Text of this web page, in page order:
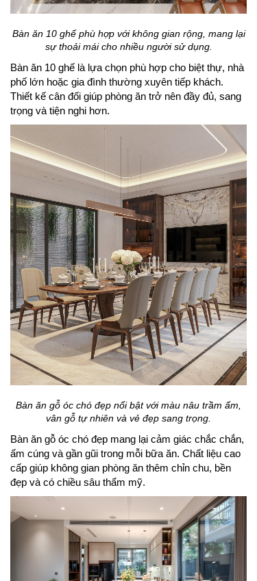
Bàn ăn 10 ghế phù hợp với không gian rộng, mang lại
sự thoải mái cho nhiều người sử dụng.
Bàn ăn 10 ghế là lựa chọn phù hợp cho biệt thự, nhà
phố lớn hoặc gia đình thường xuyên tiếp khách.
Thiết kế cân đối giúp phòng ăn trở nên đầy đủ, sang
trọng và tiện nghi hơn.
Bàn ăn gỗ óc chó đẹp nổi bật với màu nâu trầm ấm,
vân gỗ tự nhiên và vẻ đẹp sang trọng.
Bàn ăn gỗ óc chó đẹp mang lại cảm giác chắc chắn,
ấm cúng và gần gũi trong mỗi bữa ăn. Chất liệu cao
cấp giúp không gian phòng ăn thêm chỉn chu, bền
đẹp và có chiều sâu thẩm mỹ.